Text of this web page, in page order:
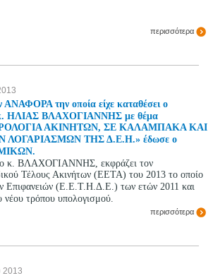
περισσότερα
την οποία είχε καταθέσει ο
ΗΛΙΑΣ ΒΛΑΧΟΓΙΑΝΝΗΣ με θέμα
ΑΚΙΝΗΤΩΝ, ΣΕ ΚΑΛΑΜΠΑΚΑ ΚΑΙ
ΤΗΣ Δ.Ε.Η.» έδωσε ο
ο κ. ΒΛΑΧΟΓΙΑΝΝΗΣ, εκφράζει τον
Τέλους Ακινήτων (ΕΕΤΑ) του 2013 το οποίο
Επιφανειών (Ε.Ε.Τ.Η.Δ.Ε.) των ετών 2011 και
τρόπου υπολογισμού.
περισσότερα
2013